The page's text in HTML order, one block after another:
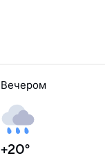
Вечером
+20°